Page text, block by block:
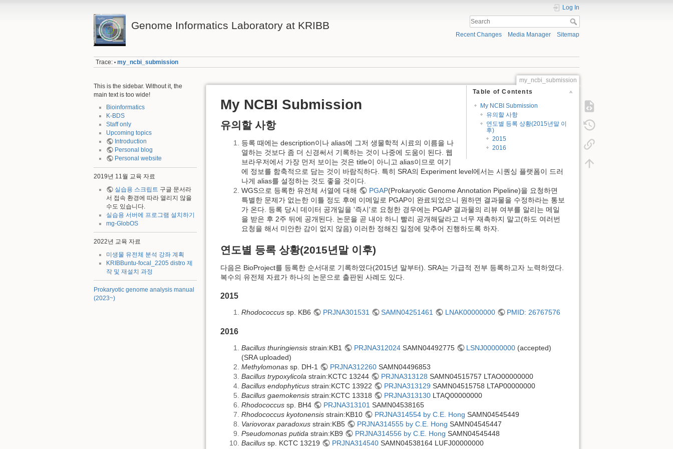
Genome Informatics Laboratory at KRIBB
Log In
Recent Changes Media Manager Sitemap
Trace: • my_ncbi_submission
This is the sidebar. Without it, the
main text is too wide!
Bioinformatics
K-BDS
Staff only
Upcoming topics
Introduction
Personal blog
Personal website
2019년 11월 교육 자료
실습용 스크립트 구글 문서라
서 접속 환경에 따라 열리지 않을
수도 있습니다.
실습용 서버에 프로그램 설치하기
mg-GlobOS
2022년 교육 자료
미생물 유전체 분석 강좌 계획
KRIBBuntu-focal_2205 distro 제
작 및 재설치 과정
Prokaryotic genome analysis manual
(2023~)
my_ncbi_submission
Table of Contents
My NCBI Submission
유의할 사항
연도별 등록 상황(2015년말 이
후)
2015
2016
My NCBI Submission
유의할 사항
등록 때에는 description이나 alias에 그저 생물학적 시료의 이름을 나
열하는 것보다 좀 더 신경써서 기록하는 것이 나중에 도움이 된다. 웹
브라우저에서 가장 먼저 보이는 것은 title이 아니고 alias이므로 여기
에 정보를 함축적으로 담는 것이 바람직하다. 특히 SRA의 Experiment level에서는 시퀀싱 플랫폼이 드러
나게 alias를 설정하는 것도 좋을 것이다.
WGS으로 등록한 유전체 서열에 대해
PGAP(Prokaryotic Genome Annotation Pipeline)을 요청하면
특별한 문제가 없는한 이틀 정도 후에 이메일로 PGAP이 완료되었으니 원하면 결과물을 수정하라는 통보
가 온다. 등록 당시 데이터 공개일을 '즉시'로 요청한 경우에는 PGAP 결과물의 리뷰 여부를 알리는 메일
을 받은 후 2주 뒤에 공개된다. 논문을 곧 내야 하니 빨리 공개해달라고 너무 재촉하지 말고(하도 여러번
요청을 해서 미안한 감이 없지 않음) 이러한 정해진 일정에 맞추어 진행하도록 하자.
연도별 등록 상황(2015년말 이후)
다음은 BioProject를 등록한 순서대로 기록하였다(2015년 말부터). SRA는 가급적 전부 등록하고자 노력하였다.
복수의 유전체 자료가 하나의 논문으로 출판된 사례도 있다.
2015
Rhodococcus sp. KB6 PRJNA301531 SAMN04251461 LNAK00000000 PMID: 26767576
2016
Bacillus thuringiensis strain:KB1 PRJNA312024SAMN04492775 LSNJ00000000 (accepted)
(SRA uploaded)
Methylomonas sp. DH-1 PRJNA312260SAMN04496853
Bacillus trypoxylicola strain:KCTC 13244 PRJNA313128 SAMN04515757 LTAO00000000
Bacillus endophyticus strain:KCTC 13922 PRJNA313129 SAMN04515758 LTAP00000000
Bacillus gaemokensis strain:KCTC 13318 PRJNA313130LTAQ00000000
Rhodococcus sp. BH4 PRJNA313101 SAMN04538165
Rhodococcus kyotonensis strain:KB10 PRJNA314554 by C.E. Hong SAMN04545449
Variovorax paradoxus strain:KB5 PRJNA314555 by C.E. Hong SAMN04545447
Pseudomonas putida strain:KB9 PRJNA314556 by C.E. Hong SAMN04545448
Bacillus sp. KCTC 13219 PRJNA314540SAMN04538164 LUFJ00000000